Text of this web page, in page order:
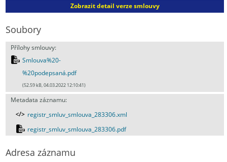
Zobrazit detail verze smlouvy
Soubory
Přílohy smlouvy:
Smlouva%20-
%20podepsaná.pdf
(52.59 kB, 04.03.2022 12:10:41)
Metadata záznamu:
registr_smluv_smlouva_283306.xml
registr_smluv_smlouva_283306.pdf
Adresa záznamu